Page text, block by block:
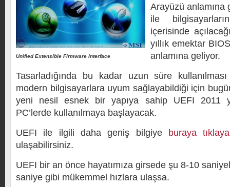
Unified Extensible Firmware Interface
Arayüzü anlamına
ile
içerisinde
yıllık emektar
anlamına geliyor.
Tasarladığında bu kadar uzun süre
modern bilgisayarlara uyum sağlayabildiği için
yeni nesil esnek bir yapıya sahip UEFI 2011
PC’lerde kullanılmaya başlayacak.
UEFI ile ilgili daha geniş bilgiye buraya
ulaşabilirsiniz.
UEFI bir an önce hayatımıza girsede şu 8-10
saniye gibi mükemmel hızlara ulaşsa.